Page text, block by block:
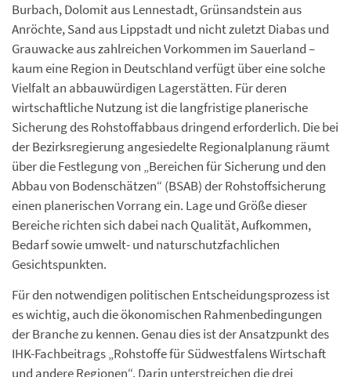
Burbach, Dolomit aus Lennestadt, Grünsandstein aus
Anröchte, Sand aus Lippstadt und nicht zuletzt Diabas und
Grauwacke aus zahlreichen Vorkommen im Sauerland –
kaum eine Region in Deutschland verfügt über eine solche
Vielfalt an abbauwürdigen Lagerstätten. Für deren
wirtschaftliche Nutzung ist die langfristige planerische
Sicherung des Rohstoffabbaus dringend erforderlich. Die bei
der Bezirksregierung angesiedelte Regionalplanung räumt
über die Festlegung von „Bereichen für Sicherung und den
Abbau von Bodenschätzen“ (BSAB) der Rohstoffsicherung
einen planerischen Vorrang ein. Lage und Größe dieser
Bereiche richten sich dabei nach Qualität, Aufkommen,
Bedarf sowie umwelt- und naturschutzfachlichen
Gesichtspunkten.
Für den notwendigen politischen Entscheidungsprozess ist
es wichtig, auch die ökonomischen Rahmenbedingungen
der Branche zu kennen. Genau dies ist der Ansatzpunkt des
IHK-Fachbeitrags „Rohstoffe für Südwestfalens Wirtschaft
und andere Regionen“. Darin unterstreichen die drei